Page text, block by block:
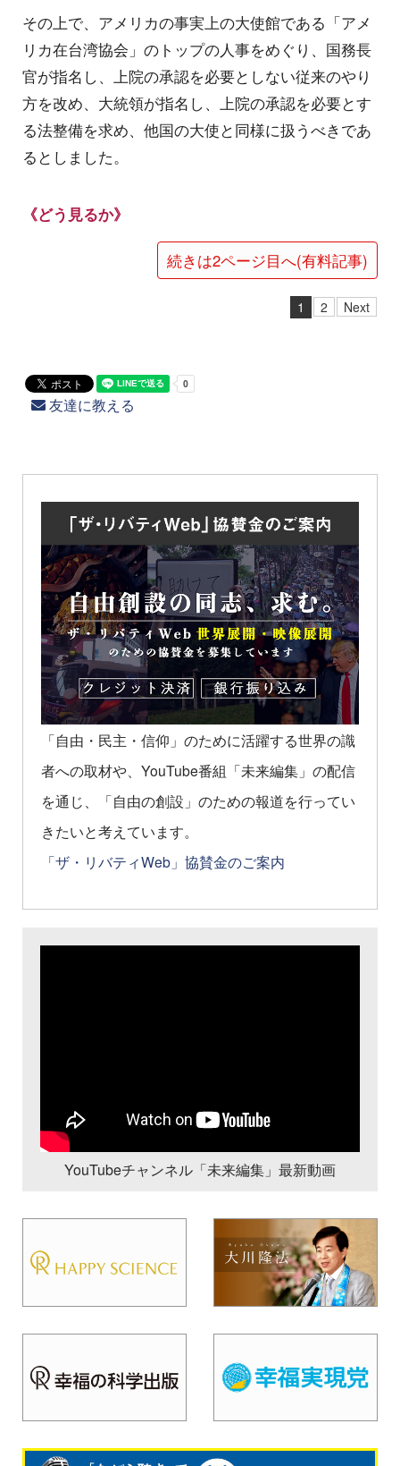
その上で、アメリカの事実上の大使館である「アメ
リカ在台湾協会」のトップの人事をめぐり、国務長
官が指名し、上院の承認を必要としない従来のやり
方を改め、大統領が指名し、上院の承認を必要とす
る法整備を求め、他国の大使と同様に扱うべきであ
るとしました。
《どう見るか》
続きは2ページ目へ(有料記事)
1 2 Next
友達に教える
「自由・民主・信仰」のために活躍する世界の識
者への取材や、YouTube番組「未来編集」の配信
を通じ、「自由の創設」のための報道を行ってい
きたいと考えています。
「ザ・リバティWeb」協賛金のご案内
YouTubeチャンネル「未来編集」最新動画